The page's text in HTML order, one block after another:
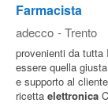
Farmacista
adecco - Trento
provenienti da tutta
essere quella
e supporto al
ricetta elettronica